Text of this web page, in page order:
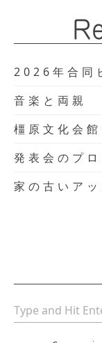
2026年合同
音楽と両親
橿原文化会
発表会のプ
家の古いア